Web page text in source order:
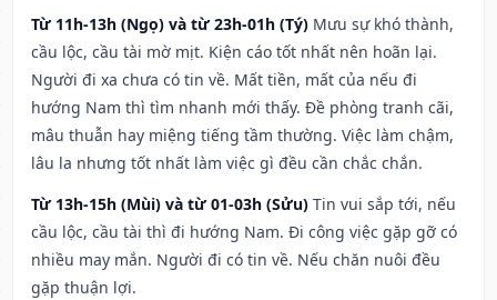
Từ 11h-13h (Ngọ) và từ 23h-01h (Tý) Mưu sự khó thành,
cầu lộc, cầu tài mờ mịt. Kiện cáo tốt nhất nên hoãn lại.
Người đi xa chưa có tin về. Mất tiền, mất của nếu đi
hướng Nam thì tìm nhanh mới thấy. Đề phòng tranh cãi,
mâu thuẫn hay miệng tiếng tầm thường. Việc làm chậm,
lâu la nhưng tốt nhất làm việc gì đều cần chắc chắn.
Từ 13h-15h (Mùi) và từ 01-03h (Sửu) Tin vui sắp tới, nếu
cầu lộc, cầu tài thì đi hướng Nam. Đi công việc gặp gỡ có
nhiều may mắn. Người đi có tin về. Nếu chăn nuôi đều
gặp thuận lợi.